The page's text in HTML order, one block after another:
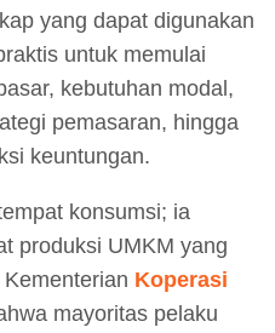
yang dapat digunakan
untuk memulai
kebutuhan modal,
pemasaran, hingga
keuntungan.
konsumsi; ia
produksi UMKM yang
Koperasi
mayoritas pelaku